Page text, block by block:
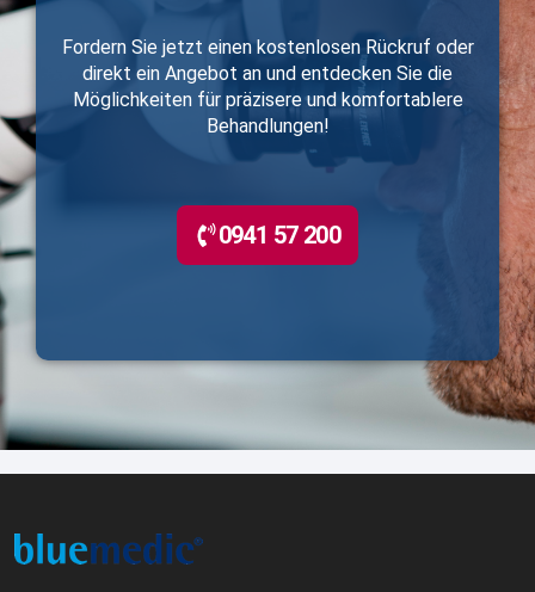
Fordern Sie jetzt einen kostenlosen Rückruf oder
direkt ein Angebot an und entdecken Sie die
Möglichkeiten für präzisere und komfortablere
Behandlungen!
0941 57 200